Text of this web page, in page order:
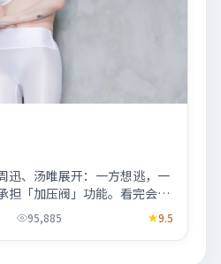
迅、汤唯展开：一方想逃，一
担「加压阀」功能。看完会忍
。 95,885 9.5